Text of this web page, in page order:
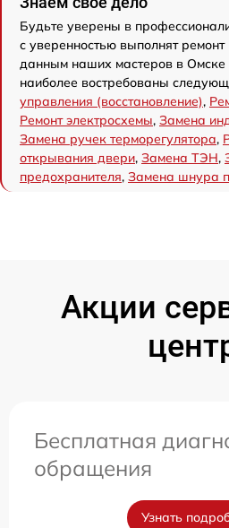
Будьте уверены в
с уверенностью выполнят ремонт
данным наших мастеров в Омске
наиболее востребованы
управления (восстановление),
Ремонт электросхемы, Замена
Замена ручек терморегулятора,
открывания двери, Замена ТЭН,
предохранителя, Замена шнура
Акции
Бесплатная
обращения
Узнать